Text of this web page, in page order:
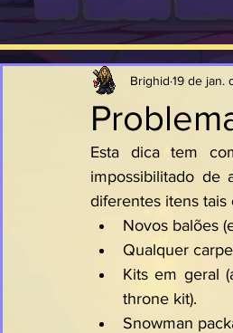
Brighid 19 de jan.
Esta dica tem
impossibilitado de
diferentes itens
Novos balões
Qualquer
Kits em geral
throne kit).
Snowman